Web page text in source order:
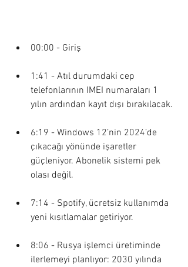
00:00 - Giriş
1:41 - Atıl durumdaki cep
telefonlarının IMEI numaraları 1
yılın ardından kayıt dışı bırakılacak.
6:19 - Windows 12’nin 2024’de
çıkacağı yönünde işaretler
güçleniyor. Abonelik sistemi pek
olası değil.
7:14 - Spotify, ücretsiz kullanımda
yeni kısıtlamalar getiriyor.
8:06 - Rusya işlemci üretiminde
ilerlemeyi planlıyor: 2030 yılında